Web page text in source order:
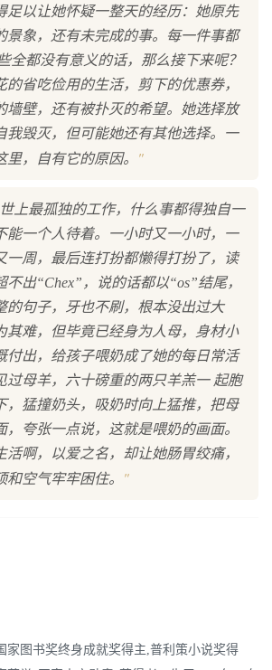
足以让她怀疑一整天的经历：她原先
景象，还有未完成的事。每一件事都
全都没有意义的话，那么接下来呢？
的省吃俭用的生活，剪下的优惠券，
墙壁，还有被扑灭的希望。她选择放
我毁灭，但可能她还有其他选择。一
，自有它的原因。
"
上最孤独的工作，什么事都得独自一
能一个人待着。一小时又一小时，一
一周，最后连打扮都懒得打扮了，读
出“Chex”，说的话都以“os”结尾，
的句子，牙也不刷，根本没出过大
其难，但毕竟已经身为人母，身材小
付出，给孩子喂奶成了她的每日常活
过母羊，六十磅重的两只羊羔一 起胞
，猛撞奶头，吸奶时向上猛推，把母
，夸张一点说，这就是喂奶的画面。
活啊，以爱之名，却让她肠胃绞痛，
空气牢牢困住。
"
家图书奖终身成就奖得主,普利策小说奖得